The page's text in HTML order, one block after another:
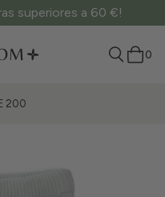
superiores a 60 €!
0
200